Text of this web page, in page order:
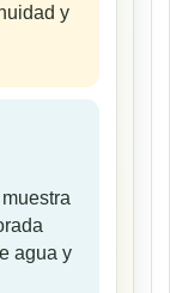
y
agua y